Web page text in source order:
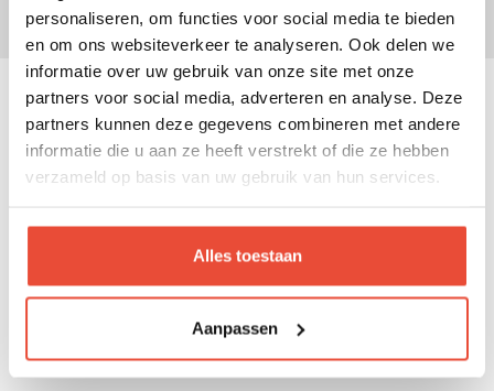
personaliseren, om functies voor social media te bieden
en om ons websiteverkeer te analyseren. Ook delen we
informatie over uw gebruik van onze site met onze
partners voor social media, adverteren en analyse. Deze
partners kunnen deze gegevens combineren met andere
informatie die u aan ze heeft verstrekt of die ze hebben
verzameld op basis van uw gebruik van hun services.
Alles toestaan
Aanpassen
Omschrijving
1GO2 - de evolutieve wandelwagen voor
De wandelwagen 1GO2 is speciaal ontwikkeld om
gezin. Vanaf de geboorte, in combinatie met
verschillende autozitjes groep 0+*, de 1GO2 is het
perfecte reissysteem.